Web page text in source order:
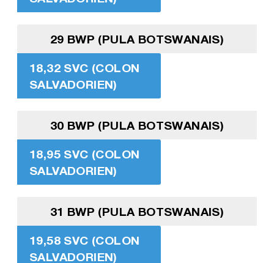
29 BWP (PULA BOTSWANAIS)
18,32 SVC (COLON
SALVADORIEN)
30 BWP (PULA BOTSWANAIS)
18,95 SVC (COLON
SALVADORIEN)
31 BWP (PULA BOTSWANAIS)
19,58 SVC (COLON
SALVADORIEN)